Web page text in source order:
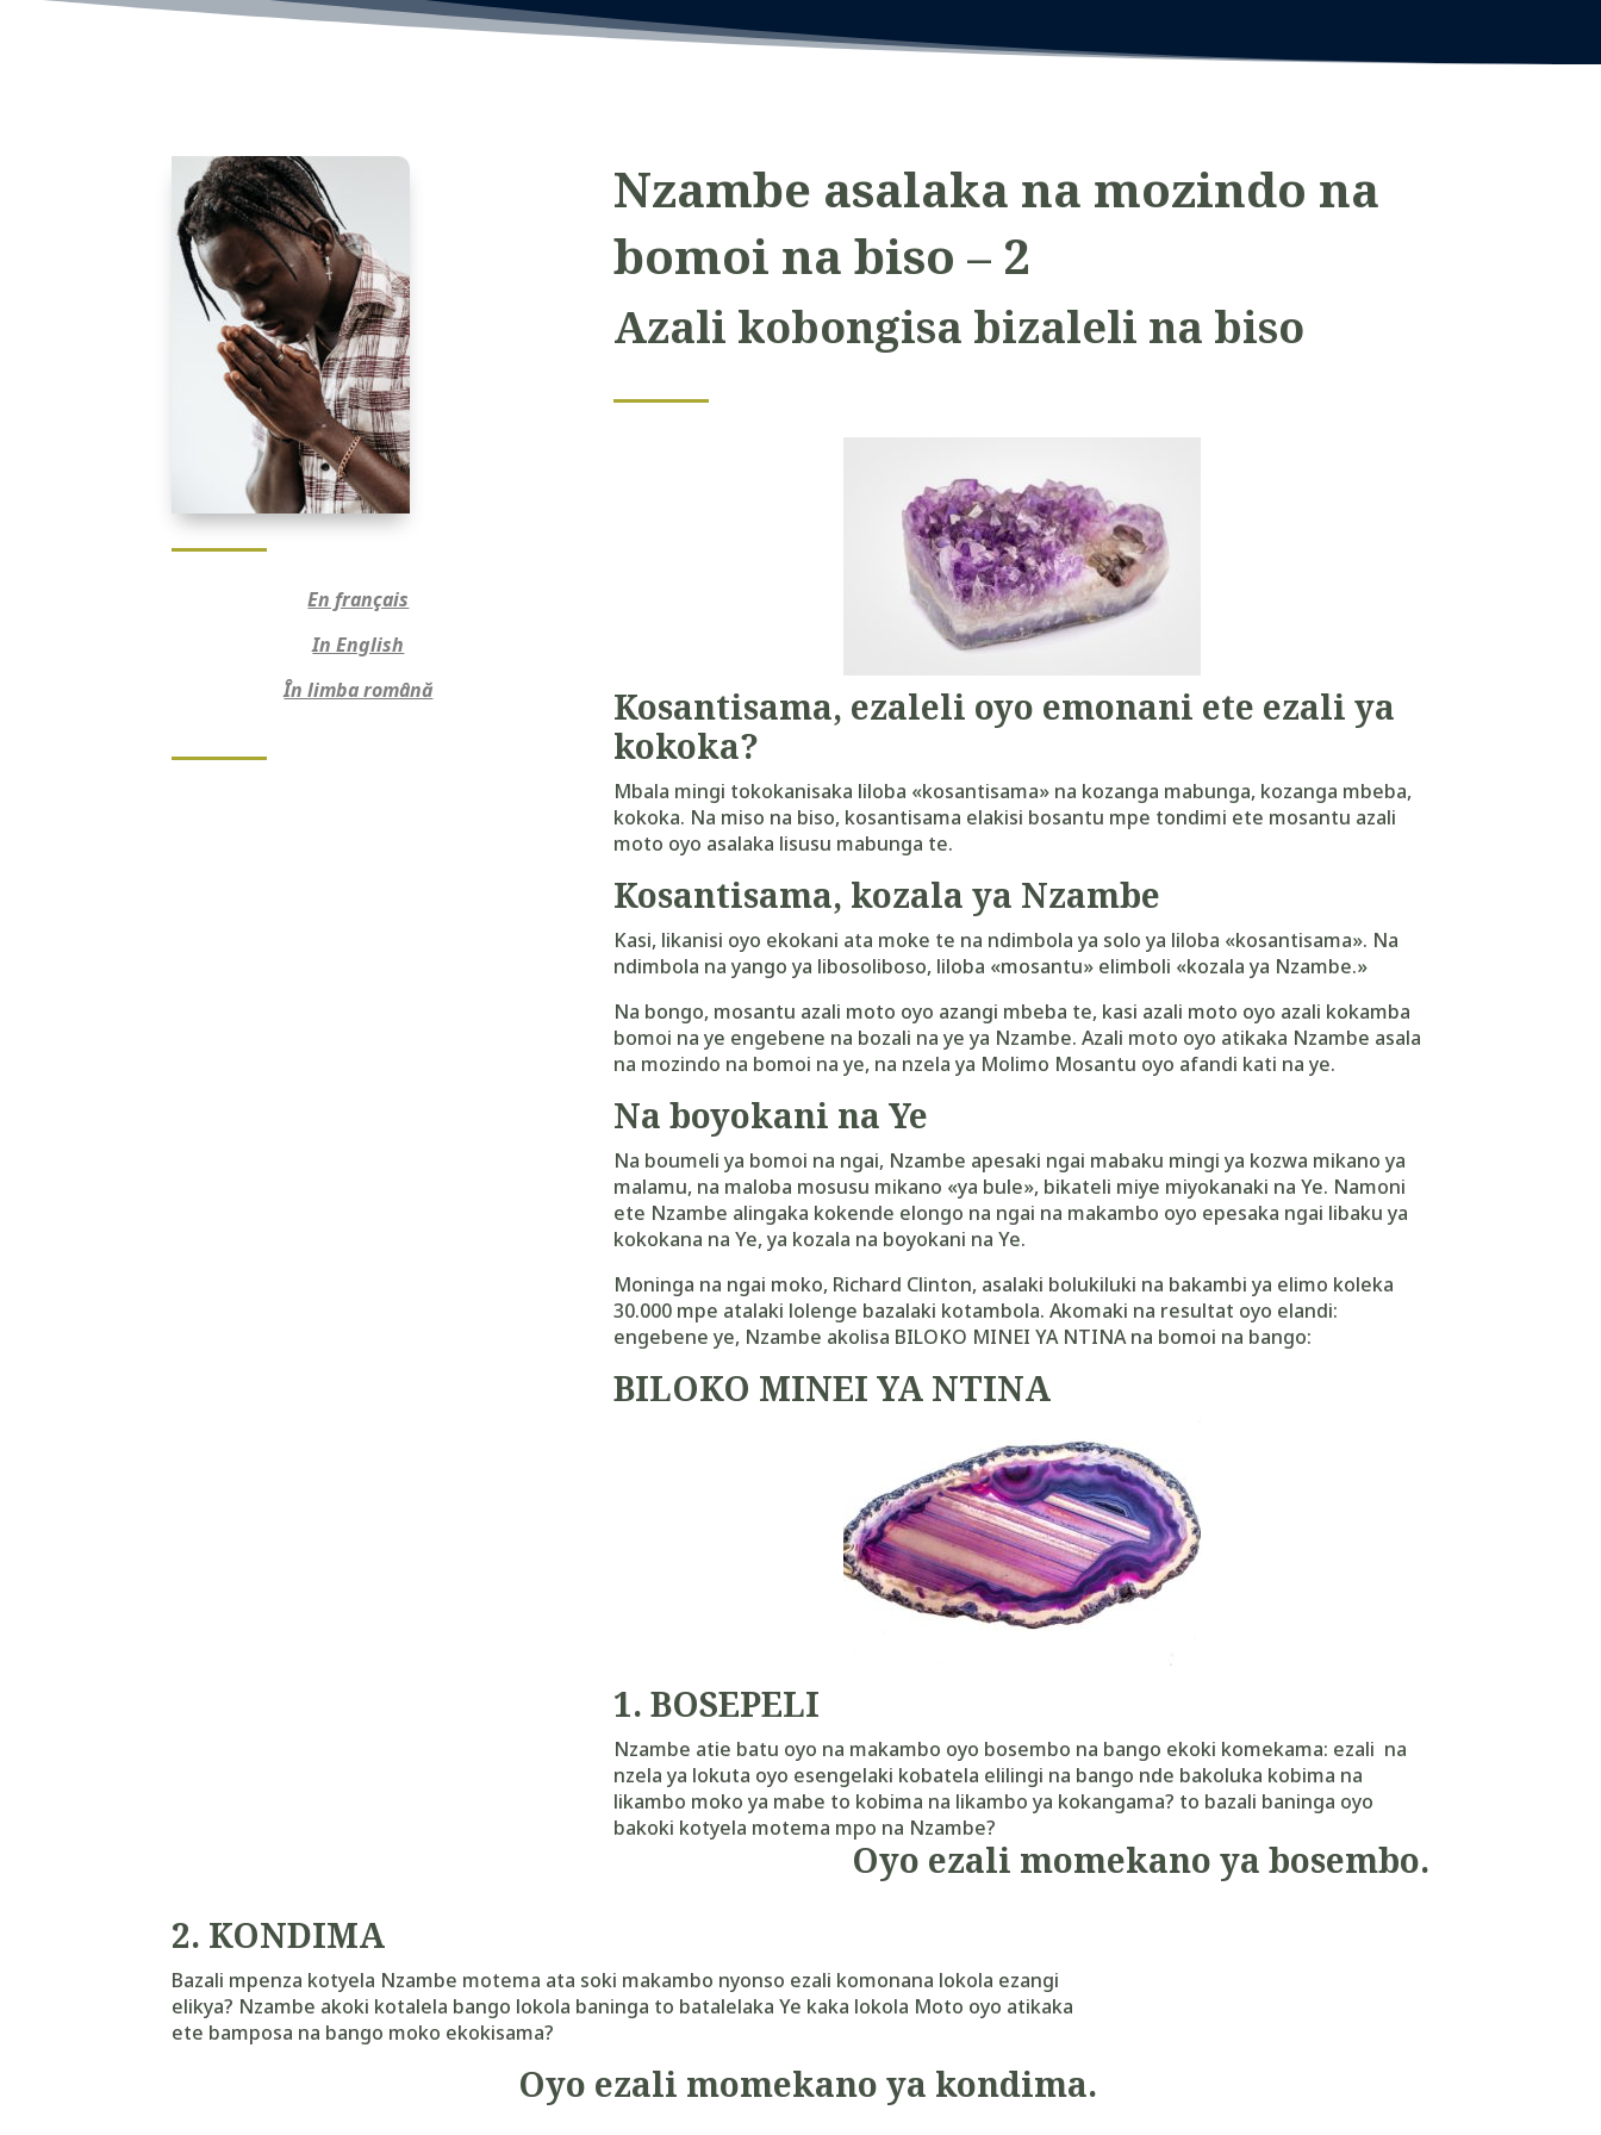
En français
In English
În limba română
Nzambe asalaka na mozindo na
bomoi na biso– 2
Azali kobongisa bizaleli na biso
Kosantisama, ezaleli oyo emonani ete ezali ya
kokoka?
Mbala mingi tokokanisaka liloba «kosantisama» na kozanga mabunga, kozanga mbeba,
kokoka. Na miso na biso, kosantisama elakisi bosantu mpe tondimi ete mosantu azali
moto oyo asalaka lisusu mabunga te.
Kosantisama, kozala ya Nzambe
Kasi, likanisi oyo ekokani ata moke te na ndimbola ya solo ya liloba «kosantisama». Na
ndimbola na yango ya libosoliboso, liloba «mosantu» elimboli «kozala ya Nzambe.»
Na bongo, mosantu azali moto oyo azangi mbeba te, kasi azali moto oyo azali kokamba
bomoi na ye engebene na bozali na ye ya Nzambe. Azali moto oyo atikaka Nzambe asala
na mozindo na bomoi na ye, na nzela ya Molimo Mosantu oyo afandi kati na ye.
Na boyokani na Ye
Na boumeli ya bomoi na ngai, Nzambe apesaki ngai mabaku mingi ya kozwa mikano ya
malamu, na maloba mosusu mikano «ya bule», bikateli miye miyokanaki na Ye. Namoni
ete Nzambe alingaka kokende elongo na ngai na makambo oyo epesaka ngai libaku ya
kokokana na Ye, ya kozala na boyokani na Ye.
Moninga na ngai moko, Richard Clinton, asalaki bolukiluki na bakambi ya elimo koleka
30.000 mpe atalaki lolenge bazalaki kotambola. Akomaki na resultat oyo elandi:
engebene ye, Nzambe akolisa BILOKO MINEI YA NTINA na bomoi na bango:
BILOKO MINEI YA NTINA
1. BOSEPELI
Nzambe atie batu oyo na makambo oyo bosembo na bango ekoki komekama: ezali na
nzela ya lokuta oyo esengelaki kobatela elilingi na bango nde bakoluka kobima na
likambo moko ya mabe to kobima na likambo ya kokangama? to bazali baninga oyo
bakoki kotyela motema mpo na Nzambe?
Oyo ezali momekano ya bosembo.
2. KONDIMA
Bazali mpenza kotyela Nzambe motema ata soki makambo nyonso ezali komonana lokola ezangi
elikya? Nzambe akoki kotalela bango lokola baninga to batalelaka Ye kaka lokola Moto oyo atikaka
ete bamposa na bango moko ekokisama?
Oyo ezali momekano ya kondima.